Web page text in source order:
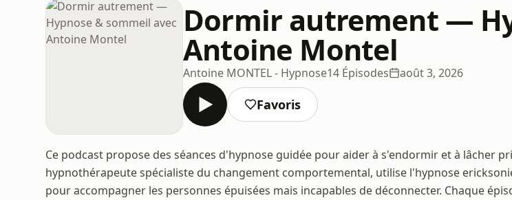
Dormir autrement —
Antoine Montel
Antoine MONTEL - Hypnose14 Épisodes août 3, 2026
Favoris
Ce podcast propose des séances d'hypnose guidée pour aider à s'endormir et à lâcher
hypnothérapeute spécialiste du changement comportemental, utilise l'hypnose
pour accompagner les personnes épuisées mais incapables de déconnecter. Chaque